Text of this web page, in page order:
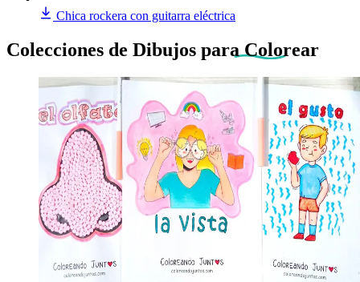
Chica rockera con guitarra eléctrica
Colecciones de Dibujos para Colorear